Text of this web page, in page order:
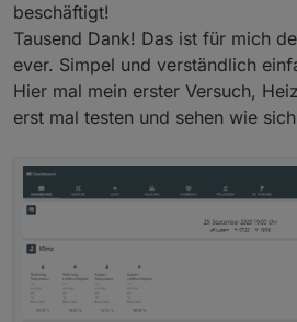
beschäftigt!
Tausend Dank! Das ist für mich
ever. Simpel und verständlich
Hier mal mein erster Versuch,
erst mal testen und sehen wie